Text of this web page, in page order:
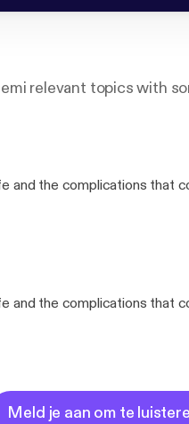
relevant topics with
and the complications that
and the complications that
Meld je aan om te